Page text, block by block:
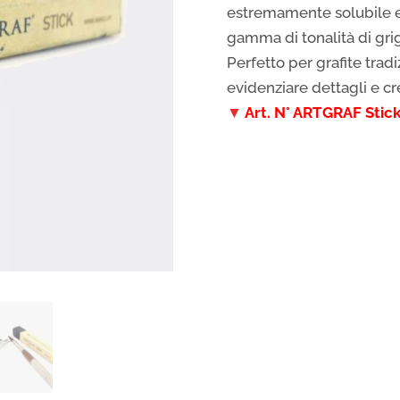
estremamente solubile
gamma di tonalità di
Perfetto per grafite
evidenziare dettagli e
▼ Art. N° ARTGRAF Stick